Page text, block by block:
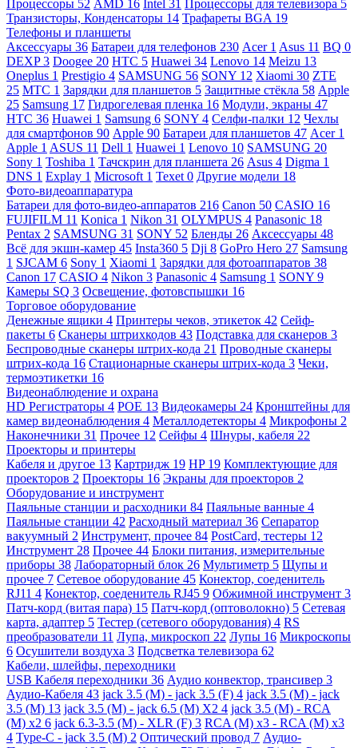
Процессоры 52 AMD 16 Intel 31 Процессоры для телевизора 5
Транзисторы, Конденсаторы 14 Трафареты BGA 19
Телефоны и планшеты
Аксессуары 36 Батареи для телефонов 230 Acer 1 Asus 11 BQ 0
DEXP3 Doogee 20 HTC 5 Huawei 34 Lenovo 14 Meizu 13
Oneplus 1 Prestigio 4 SAMSUNG 56 SONY 12 Xiaomi 30 ZTE
25 МТС 1 Зарядки для планшетов 5 Защитные стёкла 58 Apple
25 Samsung 17 Гидрогелевая пленка 16 Модули, экраны 47
HTC 36 Huawei 1 Samsung 6 SONY 4 Селфи-палки 12 Чехлы
для смартфонов 90 Apple 90 Батареи для планшетов 47 Acer 1
Apple 1 ASUS 11 Dell 1 Huawei 1 Lenovo 10 SAMSUNG 20
Sony 1 Toshiba 1 Тачскрин для планшета 26 Asus 4 Digma 1
DNS 1 Explay 1 Microsoft 1 Texet 0 Другие модели 18
Фото-видеоаппаратура
Батареи для фото-видео-аппаратов 216 Canon 50 CASIO 16
FUJIFILM 11 Konica 1 Nikon 31 OLYMPUS 4 Panasonic 18
Pentax 2 SAMSUNG 31 SONY 52 Бленды 26 Аксессуары 48
Всё для экшн-камер 45 Insta360 5 Dji 8 GoPro Hero 27 Samsung
1 SJCAM 6 Sony 1 Xiaomi 1 Зарядки для фотоаппаратов 38
Canon 17 CASIO 4 Nikon 3 Panasonic 4 Samsung 1 SONY 9
Камеры SQ 3 Освещение, фотовспышки 16
Торговое оборудование
Денежные ящики 4 Принтеры чеков, этикеток 42 Сейф-
пакеты 6 Сканеры штрихкодов 43 Подставка для сканеров 3
Беспроводные сканеры штрих-кода 21 Проводные сканеры
штрих-кода 16 Стационарные сканеры штрих-кода 3 Чеки,
термоэтикетки 16
Видеонаблюдение и охрана
HD Регистраторы 4 POE 13 Видеокамеры 24 Кронштейны для
камер видеонаблюдения 4 Металлодетекторы 4 Микрофоны 2
Наконечники 31 Прочее 12 Сейфы 4 Шнуры, кабеля 22
Проекторы и принтеры
Кабеля и другое 13 Картридж 19 HP 19 Комплектующие для
проекторов 2 Проекторы 16 Экраны для проекторов 2
Оборудование и инструмент
Паяльные станции и расходники 84 Паяльные ванные 4
Паяльные станции 42 Расходный материал 36 Сепаратор
вакуумный 2 Инструмент, прочее 84 PostCard, тестеры 12
Инструмент 28 Прочее 44 Блоки питания, измерительные
приборы 38 Лабораторный блок 26 Мультиметр 5 Щупы и
прочее 7 Сетевое оборудование 45 Конектор, соеденитель
RJ11 4 Конектор, соеденитель RJ45 9 Обжимной инструмент 3
Патч-корд (витая пара) 15 Патч-корд (оптоволокно) 5 Сетевая
карта, адаптер 5 Тестер (сетевого оборудования) 4 RS
преобразователи 11 Лупа, микроскоп 22 Лупы 16 Микроскопы
6 Осушители воздуха 3 Подсветка телевизора 62
Кабели, шлейфы, переходники
USB Кабеля переходники 36 Аудио конвектор, трансивер 3
Аудио-Кабеля 43 jack 3.5 (M) - jack 3.5 (F) 4 jack 3.5 (M) - jack
3.5 (M) 13 jack 3.5 (M) - jack 6.5 (M) X2 4 jack 3.5 (M) - RCA
(M) x2 6 jack 6.3-3.5 (M) - XLR (F) 3 RCA (M) x3 - RCA (M) x3
4 Type-C - jack 3.5 (M) 2 Оптический провод 7 Аудио-